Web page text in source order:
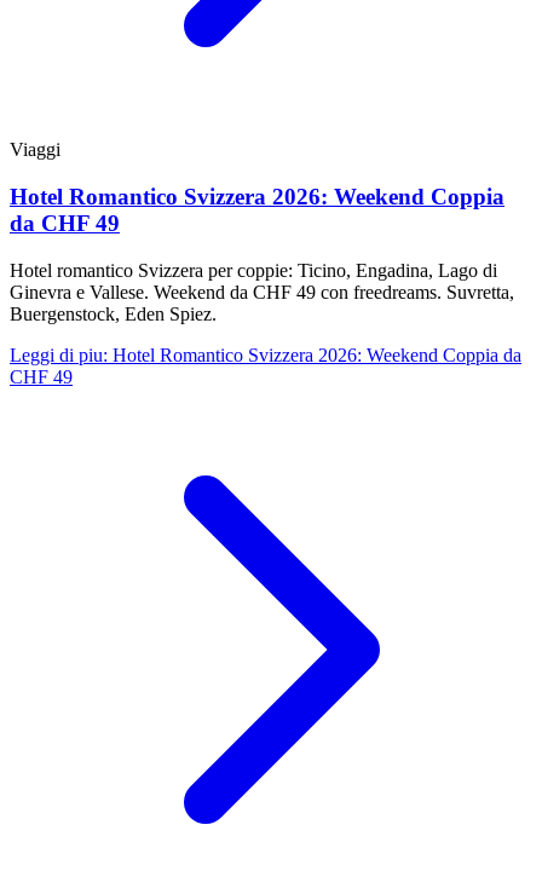
Viaggi
Hotel Romantico Svizzera 2026: Weekend Coppia
da CHF 49
Hotel romantico Svizzera per coppie: Ticino, Engadina, Lago di
Ginevra e Vallese. Weekend da CHF 49 con freedreams. Suvretta,
Buergenstock, Eden Spiez.
Leggi di piu: Hotel Romantico Svizzera 2026: Weekend Coppia da
CHF 49